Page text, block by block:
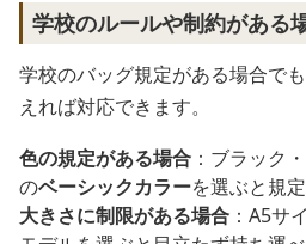
学校のルールや制約がある
学校のバッグ規定がある場合で
えれば対応できます。
色の規定がある場合 ：ブラック
のベーシックカラーを選ぶと規
大きさに制限がある場合 ：A5サ